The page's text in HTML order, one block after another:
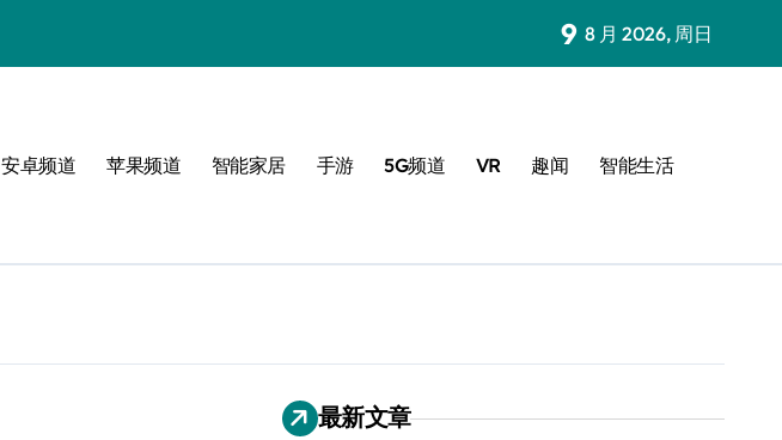
9 8 月 2026, 周日
安卓频道 苹果频道 智能家居 手游 5G频道 VR 趣闻 智能生活
最新文章